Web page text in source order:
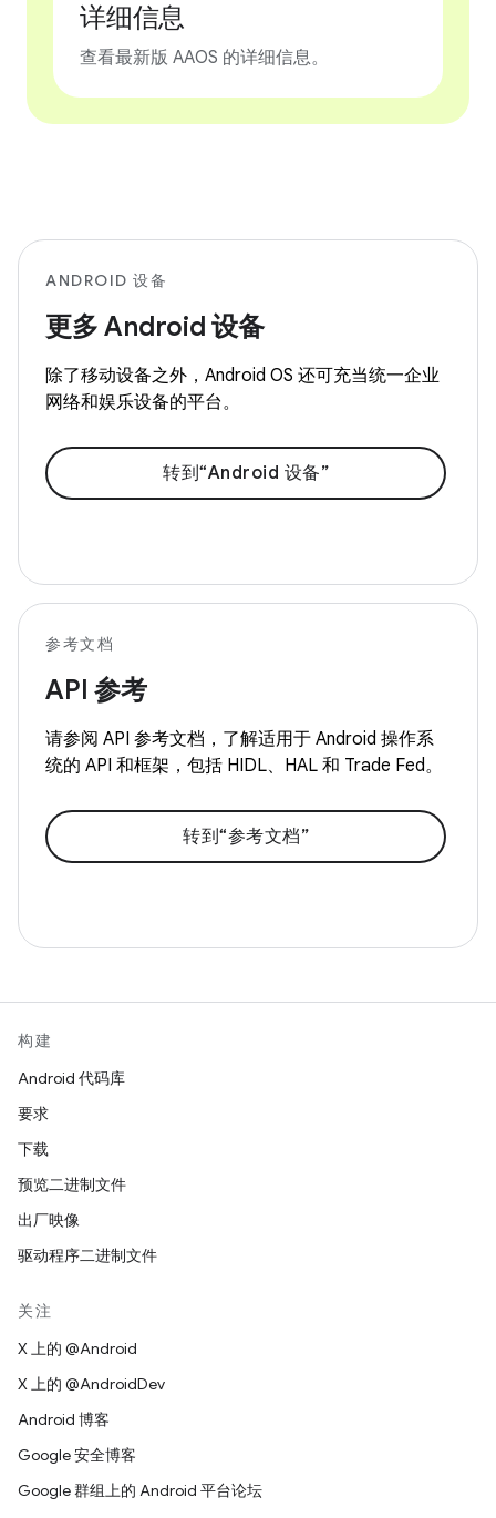
详细信息
查看最新版 AAOS 的详细信息。
ANDROID 设备
更多 Android 设备
除了移动设备之外，Android OS 还可充当统一企业
网络和娱乐设备的平台。
转到“Android 设备”
参考文档
API 参考
请参阅 API 参考文档，了解适用于 Android 操作系
统的 API 和框架，包括 HIDL、HAL 和 Trade Fed。
转到“参考文档”
构建
Android 代码库
要求
下载
预览二进制文件
出厂映像
驱动程序二进制文件
关注
X 上的 @Android
X 上的 @AndroidDev
Android 博客
Google 安全博客
Google 群组上的 Android 平台论坛